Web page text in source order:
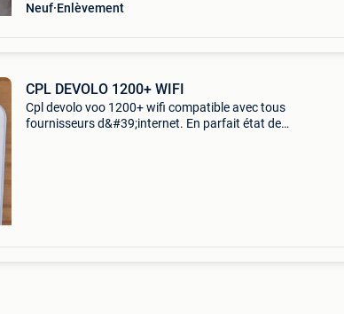
Neuf Enlèvement
CPL DEVOLO 1200+ WIFI
Cpl devolo voo 1200+ wifi compatible avec tous
fournisseurs d&#39;internet. En parfait état de